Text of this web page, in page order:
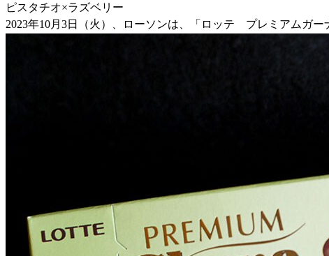
ピスタチオ×ラズベリー
2023年10月3日（火）、ローソンは、「ロッテ プレミアムガ